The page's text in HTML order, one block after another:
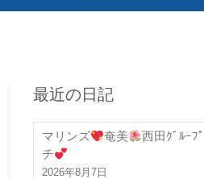
最近の日記
マリンズ 奄美 西田ｸﾞﾙｰﾌﾟ
チ
2026年8月7日